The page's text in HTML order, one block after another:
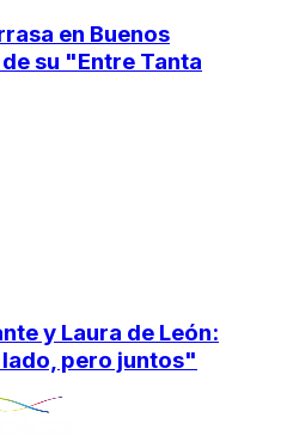
en Buenos
su "Entre Tanta
y Laura de León:
pero juntos"